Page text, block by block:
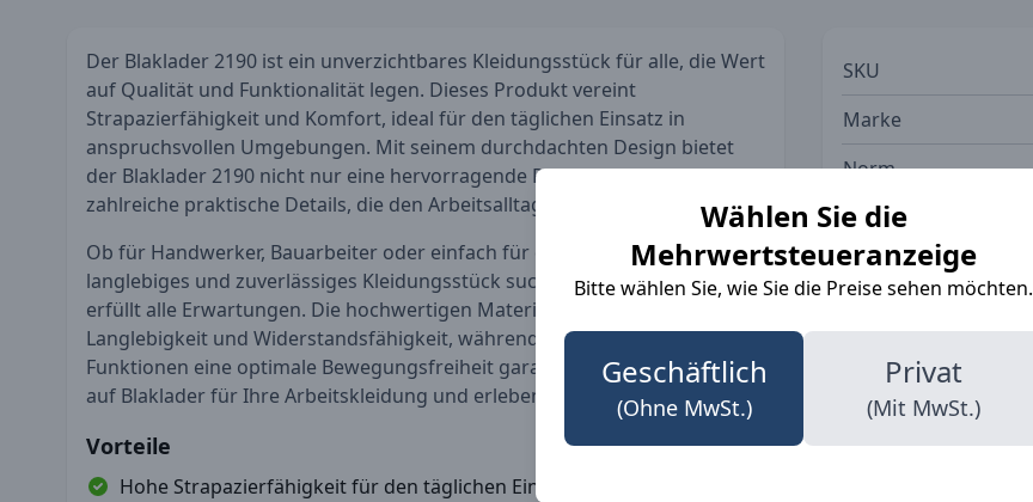
Wählen Sie die
Mehrwertsteueranzeige
Bitte wählen Sie, wie Sie die Preise sehen möchten.
Geschäftlich
(Ohne MwSt.)
Privat
(Mit MwSt.)
Der Blaklader 2190 ist ein unverzichtbares Kleidungsstück für alle, die Wert
auf Qualität und Funktionalität legen. Dieses Produkt vereint
Strapazierfähigkeit und Komfort, ideal für den täglichen Einsatz in
anspruchsvollen Umgebungen. Mit seinem durchdachten Design bietet
der Blaklader 2190 nicht nur eine hervorragende Passform, sondern auch
zahlreiche praktische Details, die den Arbeitsalltag erleichtern.
Ob für Handwerker, Bauarbeiter oder einfach für diejenigen, die ein
langlebiges und zuverlässiges Kleidungsstück suchen, der Blaklader 2190
erfüllt alle Erwartungen. Die hochwertigen Materialien sorgen für
Langlebigkeit und Widerstandsfähigkeit, während die durchdachten
Funktionen eine optimale Bewegungsfreiheit garantieren. Vertrauen Sie
auf Blaklader für Ihre Arbeitskleidung und erleben Sie den Unterschied.
Vorteile
Hohe Strapazierfähigkeit für den täglichen Einsatz
SKU
Marke
Norm
Waschanleitung
Berufe